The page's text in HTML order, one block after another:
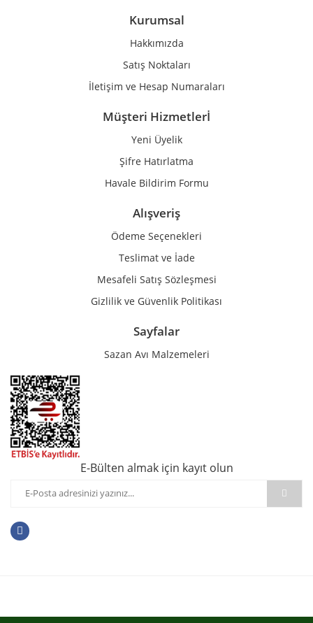
Ürün bilgilerinde hatalar bulunuyor.
Gönder
Kurumsal
Hakkımızda
Satış Noktaları
İletişim ve Hesap Numaraları
Müşteri Hizmetlerİ
Yeni Üyelik
Şifre Hatırlatma
Havale Bildirim Formu
Alışveriş
Ödeme Seçenekleri
Teslimat ve İade
Mesafeli Satış Sözleşmesi
Gizlilik ve Güvenlik Politikası
Sayfalar
Sazan Avı Malzemeleri
E-Bülten almak için kayıt olun